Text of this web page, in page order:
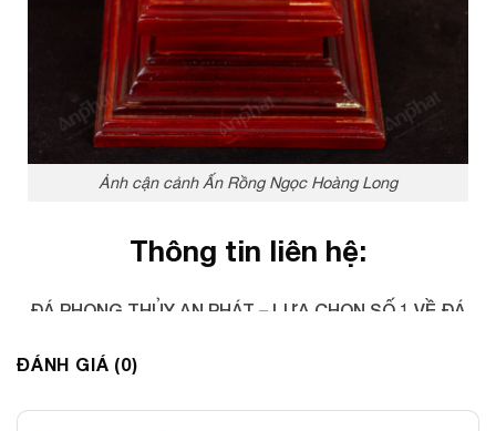
Ảnh cận cảnh Ấn Rồng Ngọc Hoàng Long
Thông tin liên hệ:
ĐÁ PHONG THỦY AN PHÁT – LỰA CHỌN SỐ 1 VỀ ĐÁ
Địa chỉ: 60/69 Bùi Huy Bích, Hoàng Mai, Hà Nội
ĐÁNH GIÁ (0)